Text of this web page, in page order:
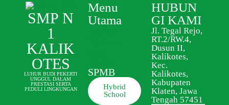
SMP N
1
KALIK
OTES
LUHUR BUDI PEKERTI
UNGGUL DALAM
PRESTASI SERTA
PEDULI LINGKUNGAN
Menu
Utama
SPMB
Hybrid
School
HUBUN
GI KAMI
Jl. Tegal Rejo,
RT.2/RW.4,
Dusun II,
Kalikotes,
Kec.
Kalikotes,
Kabupaten
Klaten, Jawa
Tengah 57451